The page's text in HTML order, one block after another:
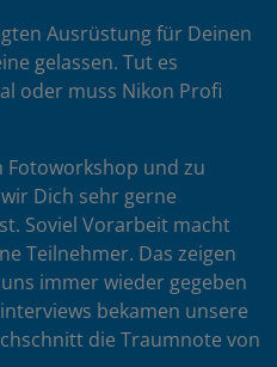
Ausrüstung für Deinen
gelassen. Tut es
oder muss Nikon Profi
Fotoworkshop und zu
Dich sehr gerne
Soviel Vorarbeit macht
Teilnehmer. Das zeigen
immer wieder gegeben
bekamen unsere
die Traumnote von